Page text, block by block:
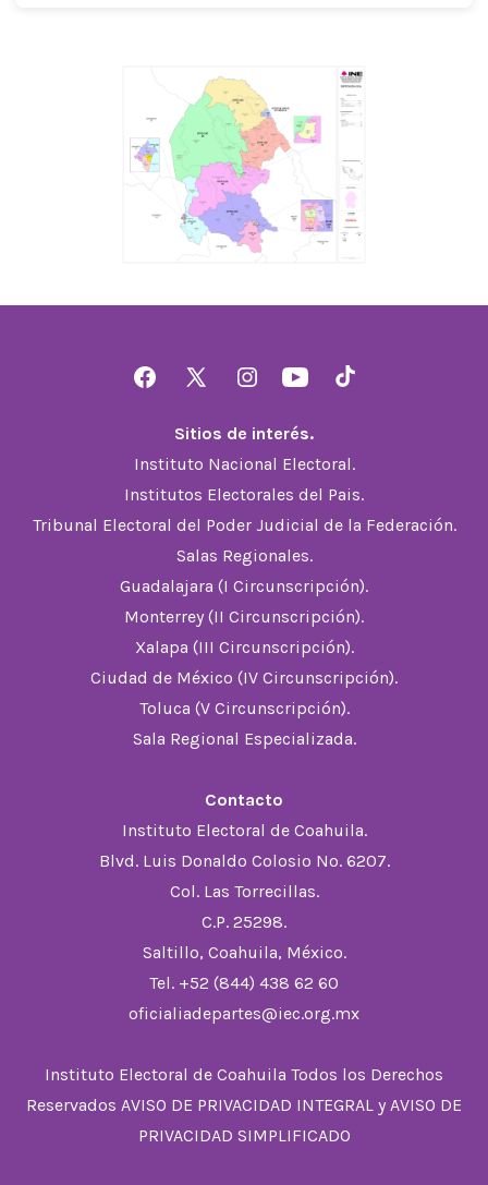
Abrir
Abrir
Abrir
Instagram
Abrir
YouTube
Abrir
Sitios de interés.
Instituto Nacional Electoral.
Institutos Electorales del Pais.
Tribunal Electoral del Poder Judicial de la Federación.
Salas Regionales.
Guadalajara (I Circunscripción).
Monterrey (II Circunscripción).
Xalapa (III Circunscripción).
Ciudad de México (IV Circunscripción).
Toluca (V Circunscripción).
Sala Regional Especializada.
Contacto
Instituto Electoral de Coahuila.
Blvd. Luis Donaldo Colosio No. 6207.
Col. Las Torrecillas.
C.P. 25298.
Saltillo, Coahuila, México.
Tel. +52 (844) 438 62 60
oficialiadepartes@iec.org.mx
Instituto Electoral de Coahuila Todos los Derechos
Reservados AVISO DE PRIVACIDAD INTEGRAL y AVISO DE
PRIVACIDAD SIMPLIFICADO